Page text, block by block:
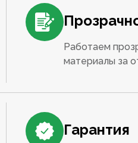
Работаем
материалы за
Гарантия